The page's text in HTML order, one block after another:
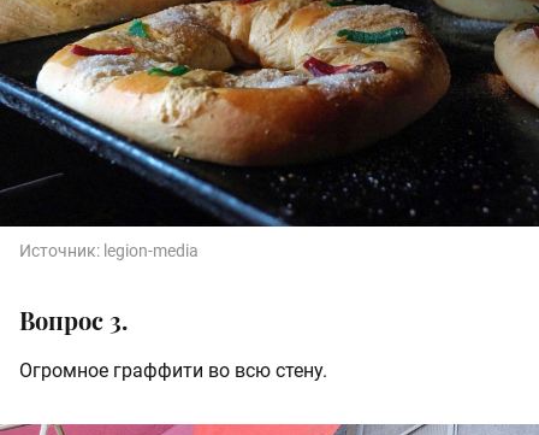
Источник: legion-media
Вопрос 3.
Огромное граффити во всю стену.